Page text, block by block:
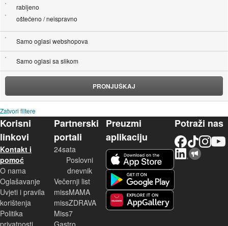
rabljeno
oštećeno / neispravno
Samo oglasi webshopova
Samo oglasi sa slikom
PRONJUŠKAJ
Zatvori filtere
Korisni
linkovi
Kontakt i
pomoć
O nama
Oglašavanje
Uvjeti i pravila
korištenja
Politika
privatnosti
Partnerski
portali
24sata
Poslovni
dnevnik
Večernji list
missMAMA
missZDRAVA
Miss7
Gastro
Preuzmi
aplikaciju
Potraži nas